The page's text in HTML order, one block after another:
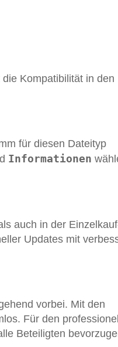
Kompatibilität in den
für diesen Dateityp
Informationen
auch in der
Updates mit
vorbei. Mit den
Für den
Beteiligten